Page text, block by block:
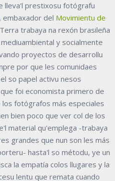
lleva'l prestixosu fotógrafu
, embaxador del Movimientu de
trabaya na rexón brasileña
y socialmente
proyectos de desarrollu
por que les comunidaes
so papel activu nesos
foi economista primero de
fotógrafos más especiales
bien poco que ver col de los
material qu'emplega -trabaya
grandes que nun son les más
hasta'l so métodu, ye un
la empatía colos llugares y la
lentu que remata cuando